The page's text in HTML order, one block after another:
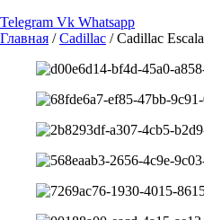
Telegram Vk Whatsapp
Главная /Cadillac / Cadillac